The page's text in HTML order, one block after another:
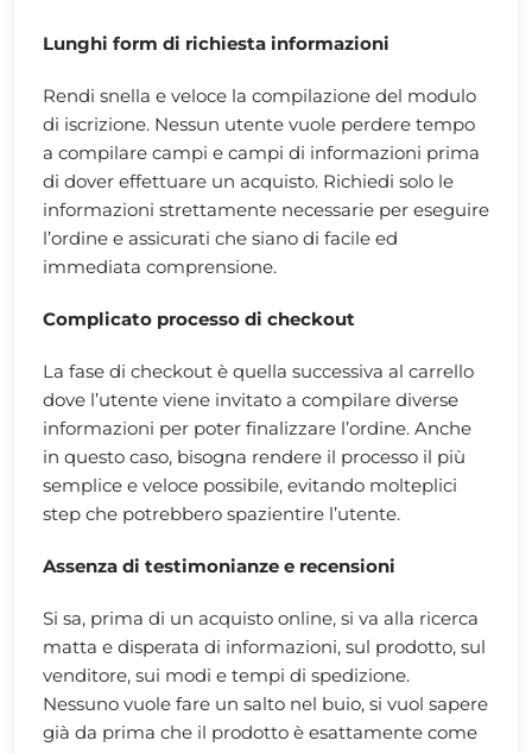
Lunghi form di richiesta informazioni
Rendi snella e veloce la compilazione del modulo
di iscrizione. Nessun utente vuole perdere tempo
a compilare campi e campi di informazioni prima
di dover effettuare un acquisto. Richiedi solo le
informazioni strettamente necessarie per eseguire
l’ordine e assicurati che siano di facile ed
immediata comprensione.
Complicato processo di checkout
La fase di checkout è quella successiva al carrello
dove l’utente viene invitato a compilare diverse
informazioni per poter finalizzare l’ordine. Anche
in questo caso, bisogna rendere il processo il più
semplice e veloce possibile, evitando molteplici
step che potrebbero spazientire l’utente.
Assenza di testimonianze e recensioni
Si sa, prima di un acquisto online, si va alla ricerca
matta e disperata di informazioni, sul prodotto, sul
venditore, sui modi e tempi di spedizione.
Nessuno vuole fare un salto nel buio, si vuol sapere
già da prima che il prodotto è esattamente come